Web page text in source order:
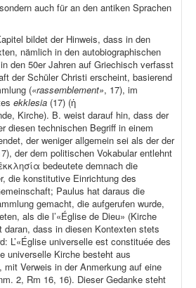
auch für an den antiken Sprachen
bildet der Hinweis, dass in den
nämlich in den autobiographischen
den 50er Jahren auf Griechisch verfasst
der Schüler Christi erscheint, basierend
(«rassemblement», 17), im
ekklesia (17) (ἡ
Kirche). B. weist darauf hin, dass der
diesen technischen Begriff in einem
der weniger allgemein sei als der der
der dem politischen Vokabular entlehnt
bedeutete demnach die
die konstitutive Einrichtung des
Paulus hat daraus die
gemacht, die aufgerufen wurde,
als die l’«Église de Dieu» (Kirche
daran, dass in diesen Kontexten stets
L’«Église universelle est constituée des
universelle Kirche besteht aus
mit Verweis in der Anmerkung auf eine
2, Rm 16, 16). Dieser Gedanke steht